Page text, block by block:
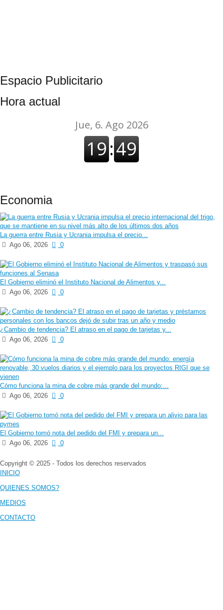
Espacio Publicitario
CONOCE A LOS DESTACADOS 2025 DEL DISTRITO DE ALTO
Hora actual
Economia
La guerra entre Rusia y Ucrania impulsa el precio...
Ago 06, 2026
0
El Gobierno eliminó el Instituto Nacional de Alimentos y...
Ago 06, 2026
0
¿Cambio de tendencia? El atraso en el pago de tarjetas y...
Ago 06, 2026
0
Cómo funciona la mina de cobre más grande del mundo:...
Ago 06, 2026
0
El Gobierno tomó nota del pedido del FMI y prepara un...
Ago 06, 2026
0
Copyright © 2025 - Todos los derechos reservados
INICIO
QUIENES SOMOS?
MEDIOS
CONTACTO